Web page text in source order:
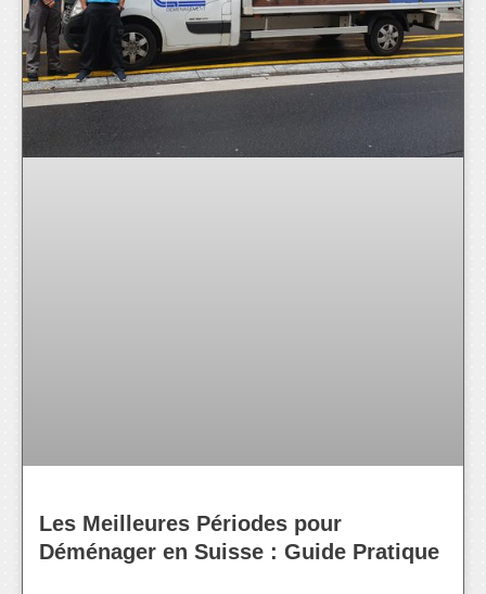
Les Meilleures Périodes pour
Déménager en Suisse : Guide Pratique